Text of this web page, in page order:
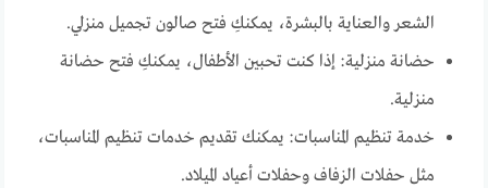
الشعر والعناية بالبشرة، يمكنكِ فتح صالون تجميل منزلي.
حضانة منزلية: إذا كنت تحبين الأطفال، يمكنكِ فتح حضانة
منزلية.
خدمة تنظيم المناسبات: يمكنك تقديم خدمات تنظيم المناسبات،
مثل حفلات الزفاف وحفلات أعياد الميلاد.